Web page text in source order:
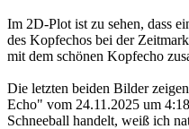
Im 2D-Plot ist zu sehen, dass
des Kopfechos bei der
mit dem schönen Kopfecho
Die letzten beiden Bilder
Echo" vom 24.11.2025 um
Schneeball handelt, weiß ich